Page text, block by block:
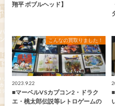
翔平 ボブルヘッド】
こんなの買取りました！
2023.9.22
■マーベルVSカプコン2・ドラク
エ・桃太郎伝説等レトロゲームの